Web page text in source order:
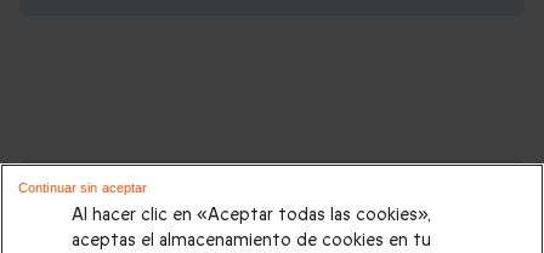
Cajas regalo que podrían interesarte:
Regalos Navidad |Regalos para hombre Navidad|
Al hacer clic en «Aceptar todas las cookies»,
aceptas el almacenamiento de cookies en tu
Continuar sin aceptar